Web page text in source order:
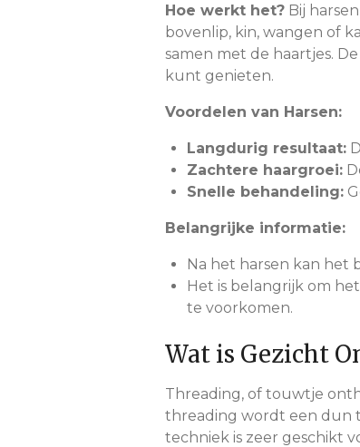
Hoe werkt het? Bij
bovenlip, kin, wangen of
samen met de haartjes.
kunt genieten.
Voordelen van Harsen:
Langdurig resultaat:
Zachtere haargroei:
Snelle behandeling:
Belangrijke informatie:
Na het harsen kan het
Het is belangrijk om
te voorkomen.
Wat is Gezicht
Threading, of touwtje
threading wordt een dun
techniek is zeer geschikt